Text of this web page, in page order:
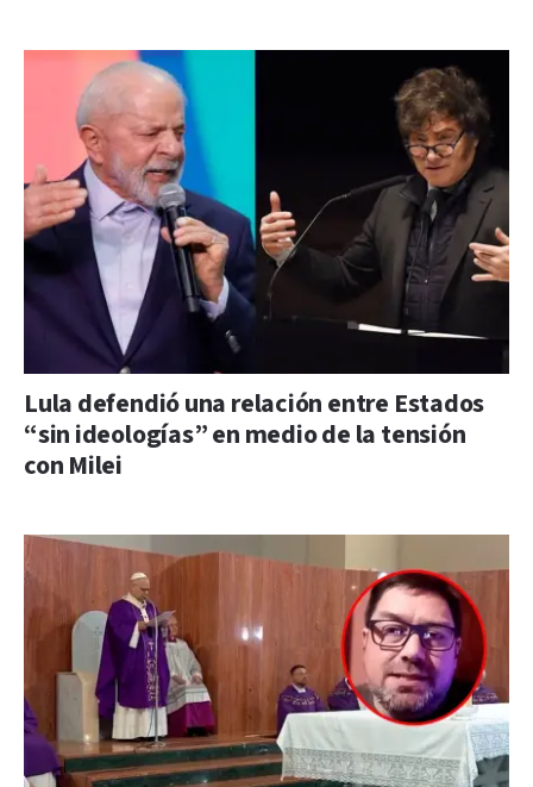
Lula defendió una relación entre Estados
“sin ideologías” en medio de la tensión
con Milei